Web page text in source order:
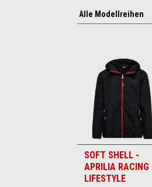
SOFT SHELL -
APRILIA RACING
LIFESTYLE